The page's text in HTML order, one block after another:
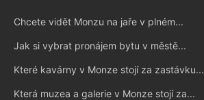
Chcete vidět Monzu na jaře v plném...
Jak si vybrat pronájem bytu v městě...
Které kavárny v Monze stojí za zastávku...
Která muzea a galerie v Monze stojí za...